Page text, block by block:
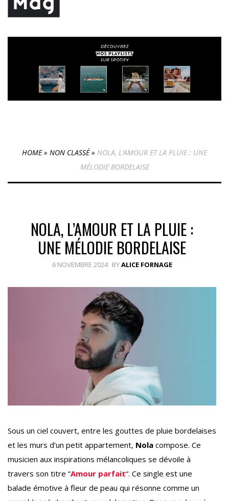
HOME» NON CLASSÉ» NOLA, L’AMOUR ET LA PLUIE : UNE
MÉLODIE BORDELAISE
NOLA, L’AMOUR ET LA PLUIE :
UNE MÉLODIE BORDELAISE
6 NOVEMBRE 2024 BYALICE FORNAGE
Sous un ciel couvert, entre les gouttes de pluie bordelaises
et les murs d’un petit appartement, Nola compose. Ce
musicien aux inspirations mélancoliques se dévoile à
travers son titre “Amour parfait“. Ce single est une
balade émotive à fleur de peau qui résonne comme un